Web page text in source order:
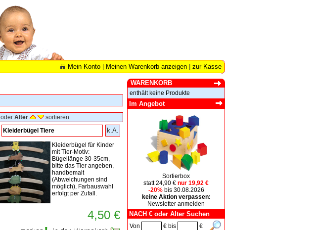
Mein Konto Meinen Warenkorb anzeigen zur Kasse
oder Alter sortieren
Kleiderbügel Tiere k.A.
Kleiderbügel für Kinder
mit Tier-Motiv:
Bügellänge 30-35cm,
bitte das Tier angeben,
handbemalt
(Abweichungen sind
möglich), Farbauswahl
erfolgt per Zufall.
4,50 €
WARENKORB
enthält keine Produkte
Im Angebot
Sortierbox
statt 24,90 € nur 19,92 €
-20%bis 30.08.2026
keine Aktion verpassen:
Newsletter anmelden
NACH € oder Alter Suchen
Von € bis
€